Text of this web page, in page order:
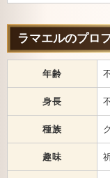
ラマエルのプロ
年齢
身長
種族
趣味